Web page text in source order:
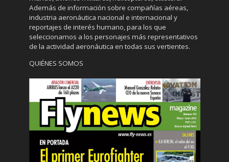
Además de información sobre compañías aéreas,
industria aeronáutica nacional e internacional y
reportajes de interés humano, para los que
seleccionamos a los personajes más representativos
de la actividad aeronáutica en todas sus vertientes.
QUIÉNES SOMOS